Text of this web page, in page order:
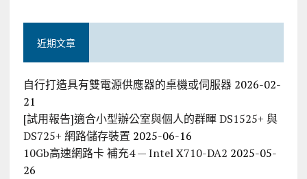
近期文章
自行打造具有雙電源供應器的桌機或伺服器 2026-02-
21
[試用報告]適合小型辦公室與個人的群暉 DS1525+ 與
DS725+ 網路儲存裝置 2025-06-16
10Gb高速網路卡 補充4 — Intel X710-DA2 2025-05-
26